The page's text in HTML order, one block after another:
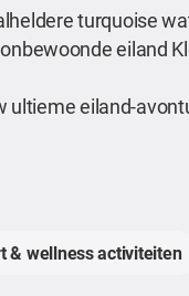
turquoise
eiland
ultieme eiland-
& wellness activiteiten